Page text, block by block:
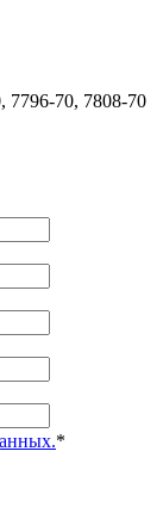
7796-70, 7808-70
*